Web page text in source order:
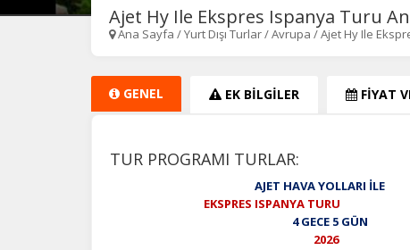
Ajet Hy Ile Ekspres Ispanya Turu
Ana Sayfa /Yurt Dışı Turlar/Avrupa /Ajet Hy Ile
GENEL EK BİLGİLER FİYAT
TUR PROGRAMI TURLAR:
AJET HAVA YOLLARI İLE
EKSPRES ISPANYA TURU
4 GECE 5 GÜN
2026